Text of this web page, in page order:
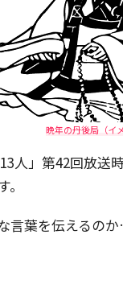
晩年の丹後局（イメ
人」第42回放送
言葉を伝えるの